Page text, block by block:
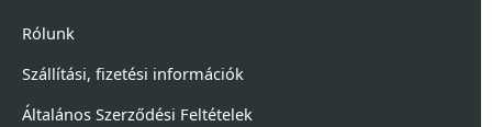
Rólunk
Szállítási, fizetési információk
Általános Szerződési Feltételek